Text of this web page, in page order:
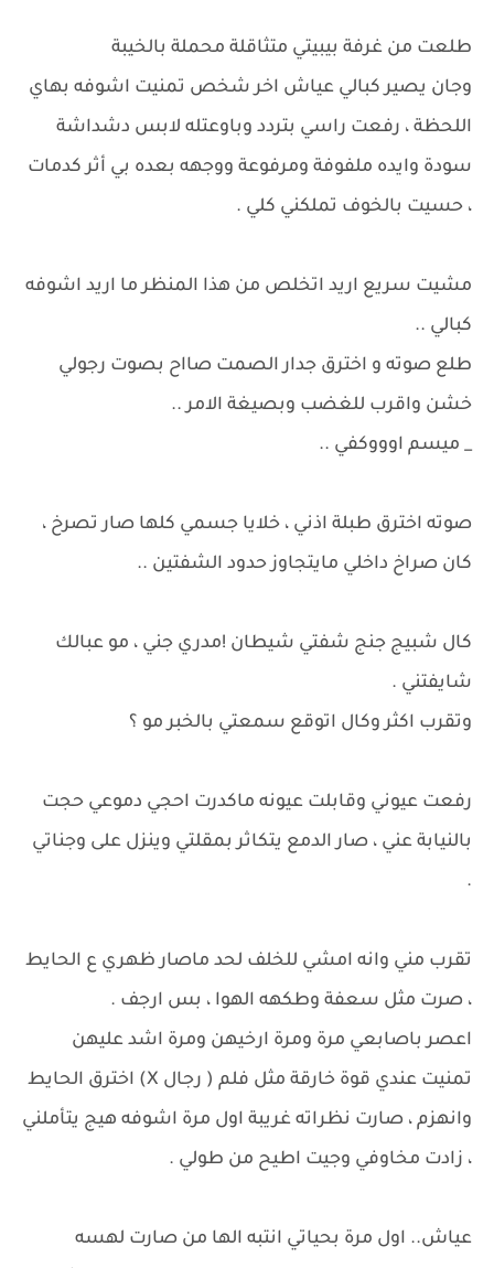
طلعت من غرفة بيبيتي متثاقلة محملة بالخيبة
وجان يصير كبالي عياش اخر شخص تمنيت اشوفه بهاي
اللحظة ، رفعت راسي بتردد وباوعتله لابس دشداشة
سودة وايده ملفوفة ومرفوعة ووجهه بعده بي أثر كدمات
، حسيت بالخوف تملكني كلي .
مشيت سريع اريد اتخلص من هذا المنظر ما اريد اشوفه
كبالي ..
طلع صوته و اخترق جدار الصمت صااح بصوت رجولي
خشن واقرب للغضب وبصيغة الامر ..
_ ميسم اوووكفي ..
صوته اخترق طبلة اذني ، خلايا جسمي كلها صار تصرخ ،
كان صراخ داخلي مايتجاوز حدود الشفتين ..
كال شبيج جنج شفتي شيطان !مدري جني ، مو عبالك
شايفتني .
وتقرب اكثر وكال اتوقع سمعتي بالخبر مو ؟
رفعت عيوني وقابلت عيونه ماكدرت احجي دموعي حجت
بالنيابة عني ، صار الدمع يتكاثر بمقلتي وينزل على وجناتي
.
تقرب مني وانه امشي للخلف لحد ماصار ظهري ع الحايط
، صرت مثل سعفة وطكهه الهوا ، بس ارجف .
اعصر باصابعي مرة ومرة ارخيهن ومرة اشد عليهن
تمنيت عندي قوة خارقة مثل فلم ( رجال X) اخترق الحايط
وانهزم ، صارت نظراته غريبة اول مرة اشوفه هيج يتأملني
، زادت مخاوفي وجيت اطيح من طولي .
عياش.. اول مرة بحياتي انتبه الها من صارت لهسه